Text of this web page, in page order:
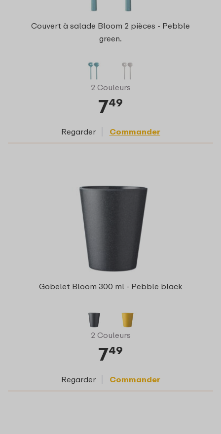
Couvert à salade Bloom 2 pièces - Pebble
green.
2 Couleurs
749
Regarder Commander
Gobelet Bloom 300 ml - Pebble black
2 Couleurs
749
Regarder Commander